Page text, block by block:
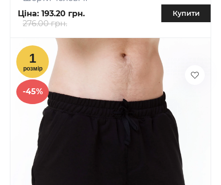
Ціна: 193.20 грн.
276.00 грн.
Купити
-45%